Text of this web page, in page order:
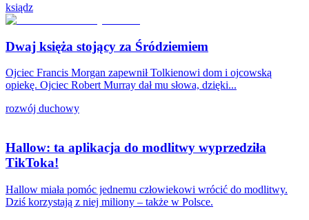
ksiądz
Dwaj księża stojący za Śródziemiem
Ojciec Francis Morgan zapewnił Tolkienowi dom i ojcowską
opiekę. Ojciec Robert Murray dał mu słowa, dzięki...
rozwój duchowy
Hallow: ta aplikacja do modlitwy wyprzedziła
TikToka!
Hallow miała pomóc jednemu człowiekowi wrócić do modlitwy.
Dziś korzystają z niej miliony – także w Polsce.